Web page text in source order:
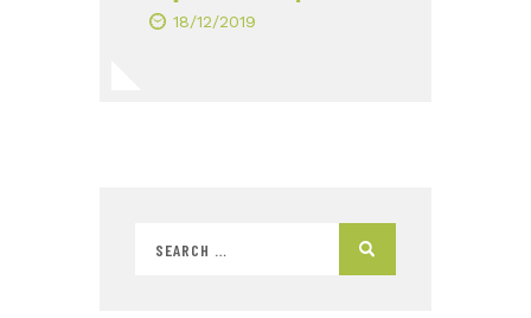
18/12/2019